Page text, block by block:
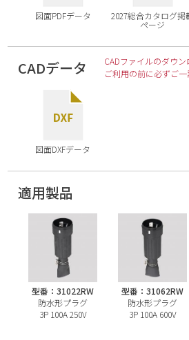
図面PDFデータ 2027総合カタログ掲
ページ
CADデータ CADファイルのダウ
ご利用の前に必ずご
図面DXFデータ
適用製品
型番：31022RW
防水形プラグ
3P 100A 250V
型番：31062RW
防水形プラグ
3P 100A 600V